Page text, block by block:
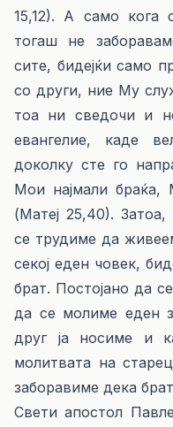
15,12). А само
тогаш не
сите, бидејќи само
со други, ние Му
тоа ни сведочи и
евангелие, каде
доколку сте го
Мои најмали браќа,
(Матеј 25,40). Затоа,
се трудиме да
секој еден човек,
брат. Постојано да
да се молиме еден
друг ја носиме и
молитвата на
заборавиме дека
Свети апостол